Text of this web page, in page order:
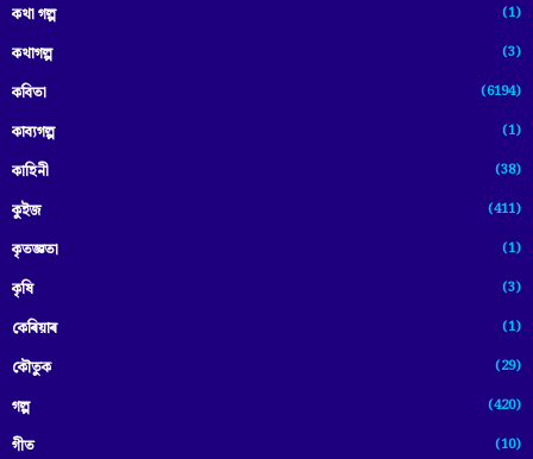
কথা গল্প (1)
কথাগল্প (3)
কবিতা (6194)
কাব্যগল্প (1)
কাহিনী (38)
কুইজ (411)
কৃতজ্ঞতা (1)
কৃষি (3)
কেৰিয়াৰ (1)
কৌতুক (29)
গল্প (420)
গীত (10)